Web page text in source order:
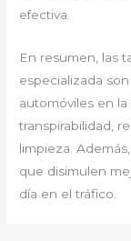
efectiva.
En resumen, las
especializada
automóviles en
transpirabilidad,
limpieza.
que disimulen
día en el tráfico.